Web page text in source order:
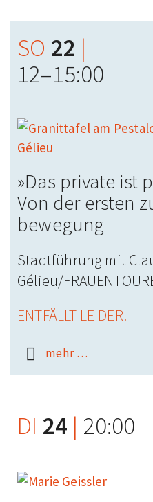
SO 22 |
12–15:00
»Das private ist
Von der ersten
bewegung
Stadtführung mit
Gélieu/
ENTFÄLLT LEIDER!
mehr …
DI 24 | 20:00